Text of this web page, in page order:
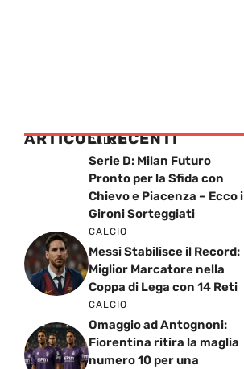
ARTICOLI RECENTI
CALCIO
Serie D: Milan Futuro
Pronto per la Sfida con
Chievo e Piacenza – Ecco i
Gironi Sorteggiati
CALCIO
Messi Stabilisce il Record:
Miglior Marcatore nella
Coppa di Lega con 14 Reti
CALCIO
Omaggio ad Antognoni:
Fiorentina ritira la maglia
numero 10 per una